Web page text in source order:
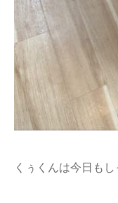
くぅくんは今日も